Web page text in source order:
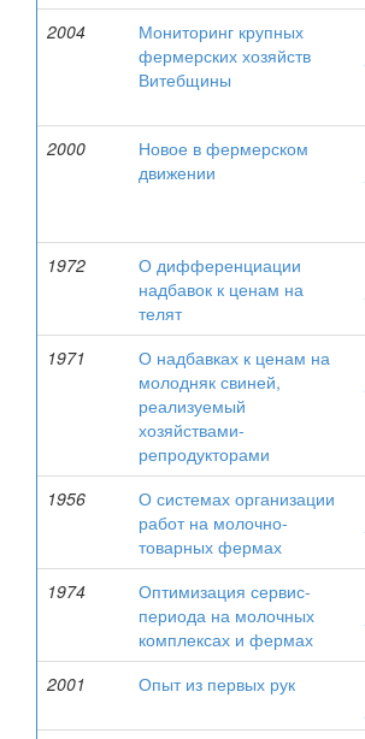
2004
Мониторинг крупных
фермерских хозяйств
Витебщины
2000
Новое в фермерском
движении
1972
О дифференциации
надбавок к ценам на
телят
1971
О надбавках к ценам на
молодняк свиней,
реализуемый
хозяйствами-
репродукторами
1956
О системах организации
работ на молочно-
товарных фермах
1974
Оптимизация сервис-
периода на молочных
комплексах и фермах
2001 Опыт из первых рук